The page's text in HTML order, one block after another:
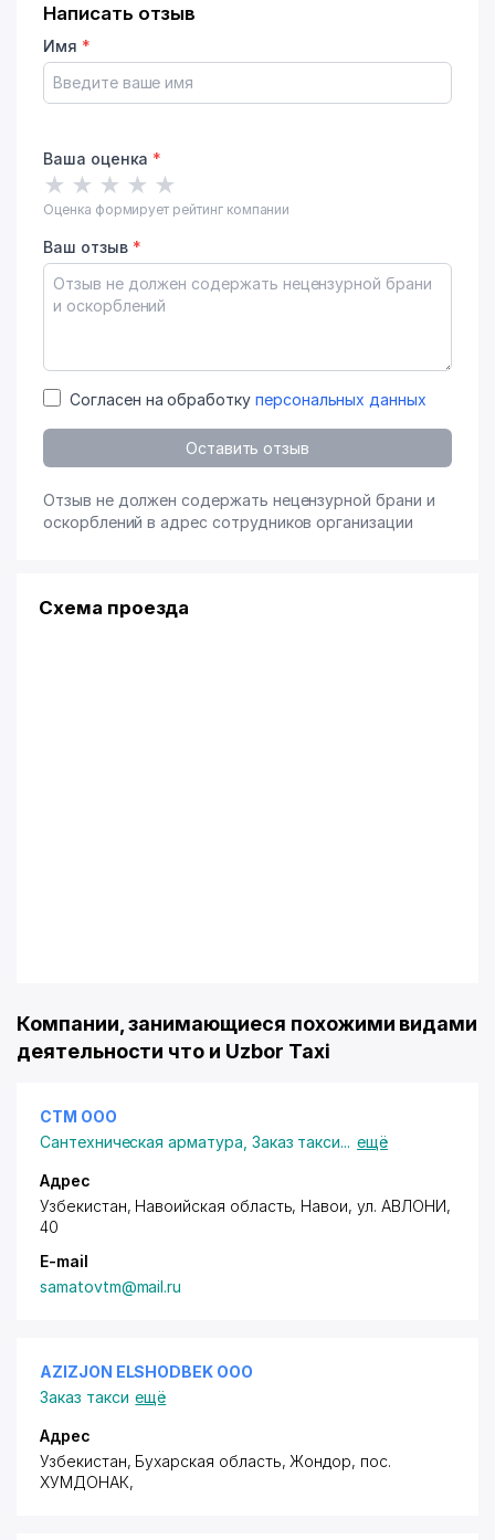
Написать отзыв
Имя *
Ваша оценка *
★ ★ ★ ★ ★
Оценка формирует рейтинг компании
Ваш отзыв *
Согласен на обработку персональных данных
Оставить отзыв
Отзыв не должен содержать нецензурной брани и
оскорблений в адрес сотрудников организации
Схема проезда
Компании, занимающиеся похожими видами
деятельности что и Uzbor Taxi
СТМ ООО
Сантехническая арматура Заказ такси... ещё
Адрес
Узбекистан, Навоийская область, Навои,ул. АВЛОНИ,
40
E-mail
samatovtm@mail.ru
AZIZJON ELSHODBEK ООО
Заказ такси ещё
Адрес
Узбекистан, Бухарская область, Жондор, пос.
ХУМДОНАК,